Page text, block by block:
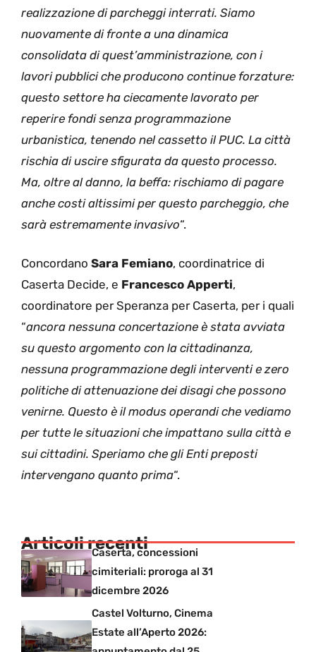
realizzazione di parcheggi interrati. Siamo
nuovamente di fronte a una dinamica
consolidata di quest’amministrazione, con i
lavori pubblici che producono continue forzature:
questo settore ha ciecamente lavorato per
reperire fondi senza programmazione
urbanistica, tenendo nel cassetto il PUC. La città
rischia di uscire sfigurata da questo processo.
Ma, oltre al danno, la beffa: rischiamo di pagare
anche costi altissimi per questo parcheggio, che
sarà estremamente invasivo“.
Concordano Sara Femiano, coordinatrice di
Caserta Decide, e Francesco Apperti,
coordinatore per Speranza per Caserta, per i quali
“ancora nessuna concertazione è stata avviata
su questo argomento con la cittadinanza,
nessuna programmazione degli interventi e zero
politiche di attenuazione dei disagi che possono
venirne. Questo è il modus operandi che vediamo
per tutte le situazioni che impattano sulla città e
sui cittadini. Speriamo che gli Enti preposti
intervengano quanto prima“.
Articoli recenti
Caserta, concessioni
cimiteriali: proroga al 31
dicembre 2026
Castel Volturno, Cinema
Estate all’Aperto 2026: